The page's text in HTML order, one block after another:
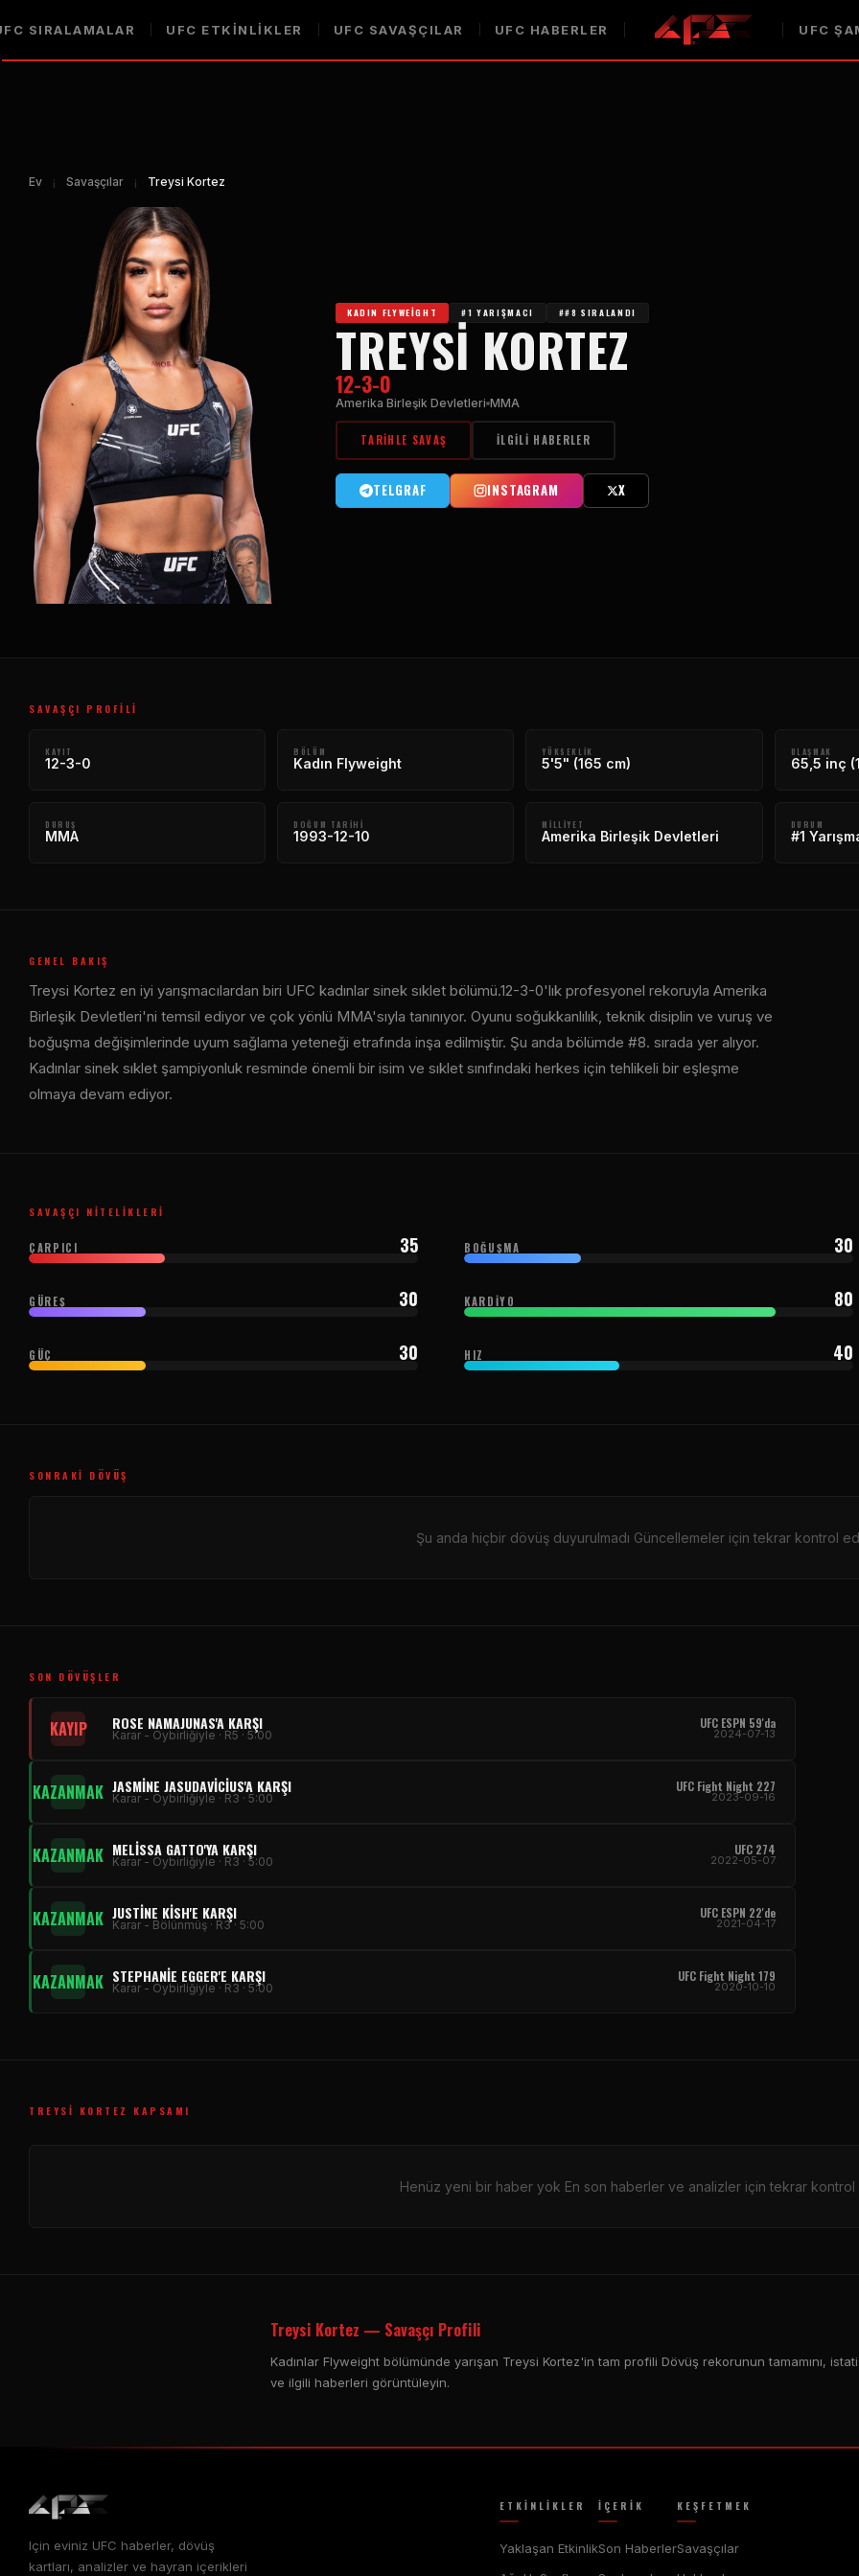
SIRALAMALAR UFC ETKINLIKLER UFC SAVAŞÇILAR UFC HABERLER UFC
Ev ¡ Savaşçılar ¡ Treysi Kortez
KADIN FLYWEIGHT #1 YARIŞMACI ##8 SIRALANDI
TREYSI KORTEZ
12-3-0
Amerika Birleşik Devletleri MMA
TARIHLE SAVAŞ İLGILI HABERLER
TELGRAF INSTAGRAM X
SAVAŞÇI PROFILI
KAYIT
12-3-0
BÖLÜM
Kadın Flyweight
YÜKSEKLIK
5'5" (165 cm)
ULAŞMAK
65,5 inç
DURUŞ
MMA
DOĞUM TARIHI
1993-12-10
MILLIYET
Amerika Birleşik Devletleri
DURUM
#1
GENEL BAKIŞ
Treysi Kortez en iyi yarışmacılardan biri UFC kadınlar sinek sıklet bölümü.12-3-0'lık profesyonel rekoruyla Amerika
Birleşik Devletleri'ni temsil ediyor ve çok yönlü MMA'sıyla tanınıyor. Oyunu soğukkanlılık, teknik disiplin ve vuruş ve
boğuşma değişimlerinde uyum sağlama yeteneği etrafında inşa edilmiştir. Şu anda bölümde #8. sırada yer alıyor.
Kadınlar sinek sıklet şampiyonluk resminde önemli bir isim ve sıklet sınıfındaki herkes için tehlikeli bir eşleşme
olmaya devam ediyor.
SAVAŞÇI NITELIKLERI
ÇARPICI 35 BOĞUŞMA 30
GÜREŞ 30 KARDIYO 80
GÜÇ 30 HIZ 40
SONRAKI DÖVÜŞ
Şu anda hiçbir dövüş duyurulmadı Güncellemeler için tekrar kontrol
SON DÖVÜŞLER
KAYIP ROSE NAMAJUNAS'A KARŞI
Karar - Oybirliğiyle · R5 · 5:00
UFC ESPN 59'da
2024-07-13
KAZANMAK JASMINE JASUDAVICIUS'A KARŞI
Karar - Oybirliğiyle · R3 · 5:00
UFC Fight Night 227
2023-09-16
KAZANMAK MELISSA GATTO'YA KARŞI
Karar - Oybirliğiyle · R3 · 5:00
UFC 274
2022-05-07
KAZANMAK JUSTINE KISH'E KARŞI
Karar - Bölünmüş · R3 · 5:00
UFC ESPN 22'de
2021-04-17
KAZANMAK STEPHANIE EGGER'E KARŞI
Karar - Oybirliğiyle · R3 · 5:00
UFC Fight Night 179
2020-10-10
TREYSI KORTEZ KAPSAMI
Henüz yeni bir haber yok En son haberler ve analizler için tekrar kontrol
Treysi Kortez — Savaşçı Profili
Kadınlar Flyweight bölümünde yarışan Treysi Kortez'in tam profili Dövüş rekorunun tamamını,
ve ilgili haberleri görüntüleyin.
Için eviniz UFC haberler, dövüş
kartları, analizler ve hayran içerikleri
ETKINLIKLER
Yaklaşan Etkinlik
İÇERIK
Son Haberler
KEŞFETMEK
Savaşçılar